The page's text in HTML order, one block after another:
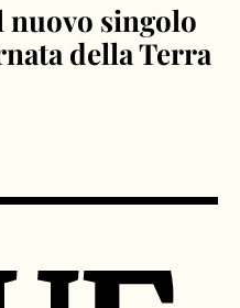
nuovo singolo
della Terra